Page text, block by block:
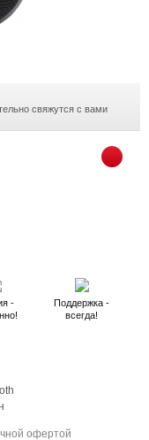
свяжутся с вами
-
Поддержка -
всегда!
офертой